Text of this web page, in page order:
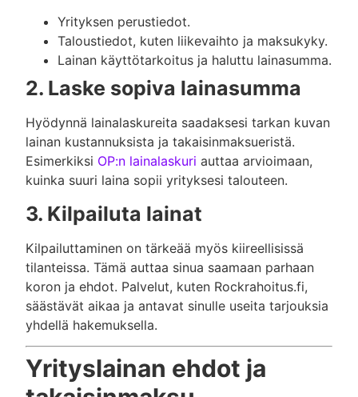
Yrityksen perustiedot.
Taloustiedot, kuten liikevaihto ja maksukyky.
Lainan käyttötarkoitus ja haluttu lainasumma.
2. Laske sopiva lainasumma
Hyödynnä lainalaskureita saadaksesi tarkan kuvan
lainan kustannuksista ja takaisinmaksueristä.
Esimerkiksi OP:n lainalaskuri auttaa arvioimaan,
kuinka suuri laina sopii yrityksesi talouteen.
3. Kilpailuta lainat
Kilpailuttaminen on tärkeää myös kiireellisissä
tilanteissa. Tämä auttaa sinua saamaan parhaan
koron ja ehdot. Palvelut, kuten Rockrahoitus.fi,
säästävät aikaa ja antavat sinulle useita tarjouksia
yhdellä hakemuksella.
Yrityslainan ehdot ja